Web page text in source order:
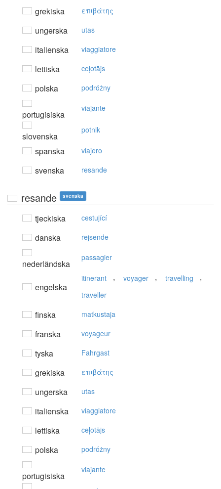
grekiska επιβάτης
ungerska utas
italienska viaggiatore
lettiska ceļotājs
polska podróżny
portugisiska
viajante
slovenska
potnik
spanska viajero
svenska resande
resande svenska
tjeckiska cestující
danska rejsende
nederländska
passagier
engelska
itinerant , voyager , travelling ,
traveller
finska matkustaja
franska voyageur
tyska Fahrgast
grekiska επιβάτης
ungerska utas
italienska viaggiatore
lettiska ceļotājs
polska podróżny
portugisiska
viajante